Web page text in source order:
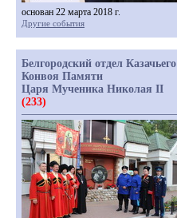
основан 22 марта 2018 г.
Другие события
Белгородский отдел Казачьего
Конвоя Памяти
Царя Мученика Николая II
(233)